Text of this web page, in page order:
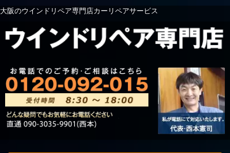
大阪のウインドリペア専門店カーリペアサービス